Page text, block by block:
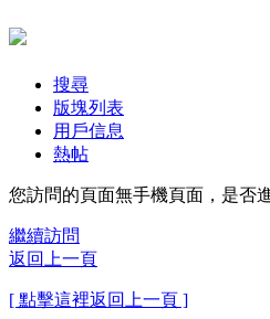
搜尋
版塊列表
用戶信息
熱帖
您訪問的頁面無手機頁面，是否
繼續訪問
返回上一頁
[ 點擊這裡返回上一頁 ]